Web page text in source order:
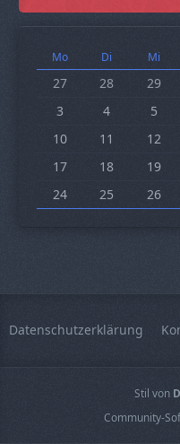
Mo Di Mi
27 28 29
3
4 5
10
11 12
17
18 19
24
25 26
Datenschutzerklärung
Stil von
Community-